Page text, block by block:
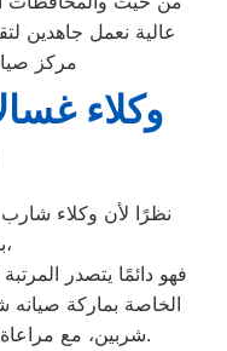
عالية نعمل جاهدين
مركز
وكلاء
نظرًا لأن وكلاء شارب
بمحافظة شربين،
فهو دائمًا يتصدر
الخاصة بماركة
شربين، مع مراعاة توفير أفضل خدمات الدعم الفنى.